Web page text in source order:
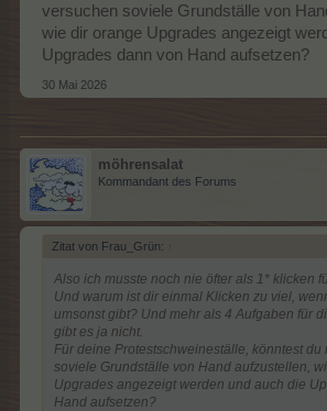
versuchen soviele Grundställe von
wie dir orange Upgrades angezeigt
Upgrades dann von Hand aufsetzen?
30 Mai 2026
möhrensalat
Kommandant des Forums
Zitat von Frau_Grün: ↑
Also ich musste noch nie öfter als 1* klicken
Und warum ist dir einmal Klicken zu viel,
umsonst gibt? Und mehr als 4 Aufgaben für
gibt es ja nicht.
Für deine Protestschweineställe, könntest du
soviele Grundställe von Hand aufzustellen,
Upgrades angezeigt werden und auch die
Hand aufsetzen?